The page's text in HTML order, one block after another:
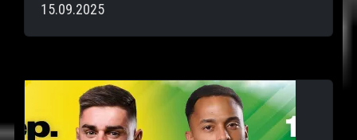
15.09.2025